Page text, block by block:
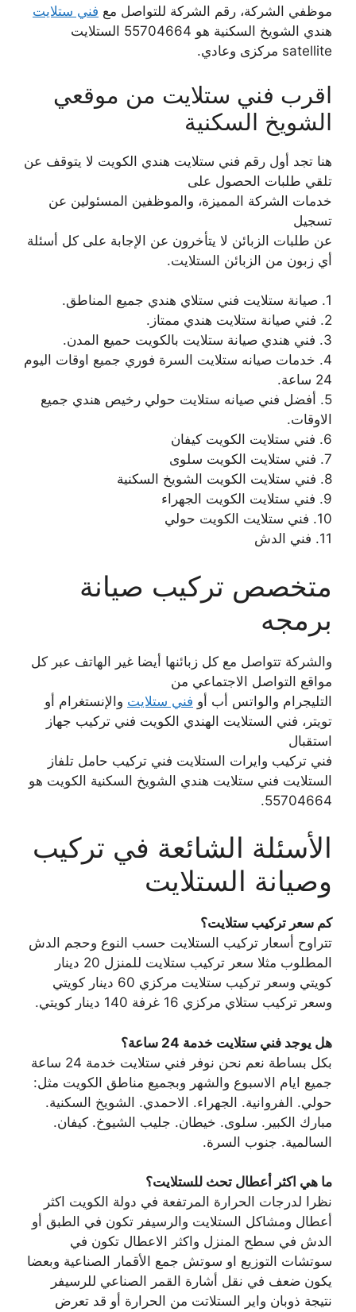
موظفي الشركة، رقم الشركة للتواصل مع فني ستلايت
هندي الشويخ السكنية هو 55704664 الستلايت
satellite مركزى وعادي.
اقرب فني ستلايت من موقعي
الشويخ السكنية
هنا تجد أول رقم فني ستلايت هندي الكويت لا يتوقف عن
تلقي طلبات الحصول على
خدمات الشركة المميزة، والموظفين المسئولين عن
تسجيل
عن طلبات الزبائن لا يتأخرون عن الإجابة على كل أسئلة
أي زبون من الزبائن الستلايت.
1. صيانة ستلايت فني ستلاي هندي جميع المناطق.
2. فني صيانة ستلايت هندي ممتاز.
3. فني هندي صيانة ستلايت بالكويت حميع المدن.
4. خدمات صيانه ستلايت السرة فوري جميع اوقات اليوم
24 ساعة.
5. أفضل فني صيانه ستلايت حولي رخيص هندي جميع
الاوقات.
6. فني ستلايت الكويت كيفان
7. فني ستلايت الكويت سلوى
8. فني ستلايت الكويت الشويخ السكنية
9. فني ستلايت الكويت الجهراء
10. فني ستلايت الكويت حولي
11. فني الدش
متخصص تركيب صيانة
برمجه
والشركة تتواصل مع كل زبائنها أيضا غير الهاتف عبر كل
مواقع التواصل الاجتماعي من
التليجرام والواتس أب أو فني ستلايت والإنستغرام أو
تويتر، فني الستلايت الهندي الكويت فني تركيب جهاز
استقبال
فني تركيب وايرات الستلايت فني تركيب حامل تلفاز
الستلايت فني ستلايت هندي الشويخ السكنية الكويت هو
55704664.
الأسئلة الشائعة في تركيب
وصيانة الستلايت
كم سعر تركيب ستلايت؟
تتراوح أسعار تركيب الستلايت حسب النوع وحجم الدش
المطلوب مثلا سعر تركيب ستلايت للمنزل 20 دينار
كويتي وسعر تركيب ستلايت مركزي 60 دينار كويتي
وسعر تركيب ستلاي مركزي 16 غرفة 140 دينار كويتي.
هل يوجد فني ستلايت خدمة 24 ساعة؟
بكل بساطة نعم نحن نوفر فني ستلايت خدمة 24 ساعة
جميع ايام الاسبوع والشهر وبجميع مناطق الكويت مثل:
حولي. الفروانية. الجهراء. الاحمدي. الشويخ السكنية.
مبارك الكبير. سلوى. خيطان. جليب الشيوخ. كيفان.
السالمية. جنوب السرة.
ما هي اكثر أعطال تحث للستلايت؟
نظرا لدرجات الحرارة المرتفعة في دولة الكويت اكثر
أعطال ومشاكل الستلايت والرسيفر تكون في الطبق أو
الدش في سطح المنزل واكثر الاعطال تكون في
سوتشات التوزيع او سوتش جمع الأقمار الصناعية وبعضا
يكون ضعف في نقل أشارة القمر الصناعي للرسيفر
نتيجة ذوبان واير الستلاتت من الحرارة أو قد تعرض